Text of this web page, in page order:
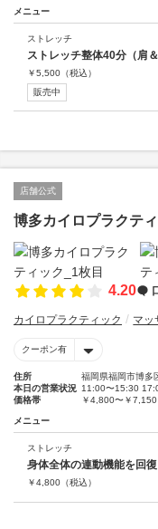
メニュー
ストレッチ
ストレッチ整体40分（肩＆
￥5,500 （税込）
販売中
店舗公式
博多カイロプラクテ
4.20
カイロプラクティック マッ
クーポン有
住所
福岡県福岡市博多
本日の営業状況 11:00〜15:30
価格帯
￥4,800〜￥7,150
メニュー
ストレッチ
身体全体の連動機能を回
￥4,800 （税込）